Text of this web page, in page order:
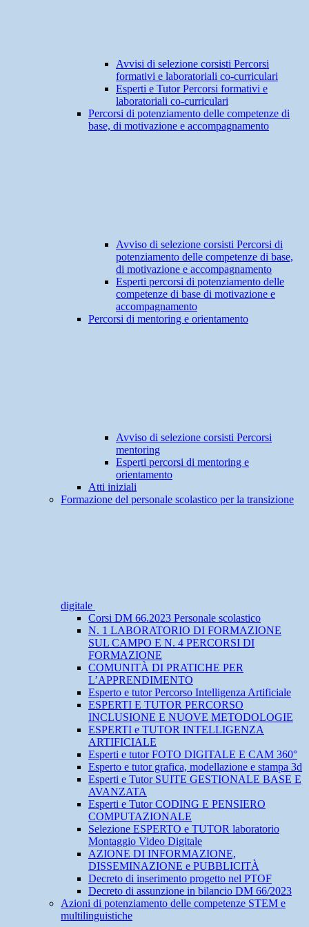
Avvisi di selezione corsisti Percorsi
formativi e laboratoriali co-curriculari
Esperti e Tutor Percorsi formativi e
laboratoriali co-curriculari
Percorsi di potenziamento delle competenze di
base, di motivazione e accompagnamento
Avviso di selezione corsisti Percorsi di
potenziamento delle competenze di base,
di motivazione e accompagnamento
Esperti percorsi di potenziamento delle
competenze di base di motivazione e
accompagnamento
Percorsi di mentoring e orientamento
Avviso di selezione corsisti Percorsi
mentoring
Esperti percorsi di mentoring e
orientamento
Atti iniziali
Formazione del personale scolastico per la transizione
digitale
Corsi DM 66.2023 Personale scolastico
N. 1 LABORATORIO DI FORMAZIONE
SUL CAMPO E N. 4 PERCORSI DI
FORMAZIONE
COMUNITÀ DI PRATICHE PER
L’APPRENDIMENTO
Esperto e tutor Percorso Intelligenza Artificiale
ESPERTI E TUTOR PERCORSO
INCLUSIONE E NUOVE METODOLOGIE
ESPERTI e TUTOR INTELLIGENZA
ARTIFICIALE
Esperti e tutor FOTO DIGITALE E CAM 360°
Esperto e tutor grafica, modellazione e stampa 3d
Esperti e Tutor SUITE GESTIONALE BASE E
AVANZATA
Esperti e Tutor CODING E PENSIERO
COMPUTAZIONALE
Selezione ESPERTO e TUTOR laboratorio
Montaggio Video Digitale
AZIONE DI INFORMAZIONE,
DISSEMINAZIONE e PUBBLICITÀ
Decreto di inserimento progetto nel PTOF
Decreto di assunzione in bilancio DM 66/2023
Azioni di potenziamento delle competenze STEM e
multilinguistiche